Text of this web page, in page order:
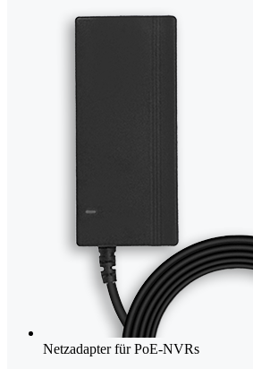
Netzadapter für PoE-NVRs